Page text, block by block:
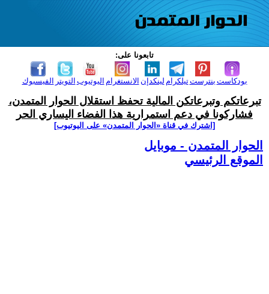
تابعونا على:
الفيسبوك التويتر اليوتيوب الانستغرام لينكدإن تيلكرامبنترست بودكاست
تبرعاتكم وتبرعاتكن المالية تحفظ استقلال الحوار المتمدن،
فشاركونا في دعم استمرارية هذا الفضاء اليساري الحر
[اشترك في قناة ‫«الحوار المتمدن» على اليوتيوب]
الحوار المتمدن - موبايل
الموقع الرئيسي